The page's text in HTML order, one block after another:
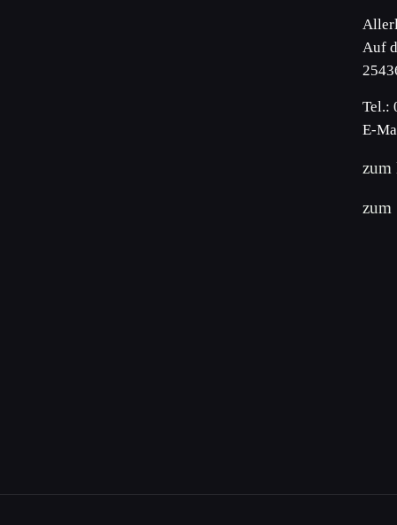
Auf
Tel.:
E-
zum
zum